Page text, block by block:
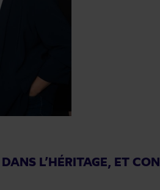
DANS L’HÉRITAGE, ET